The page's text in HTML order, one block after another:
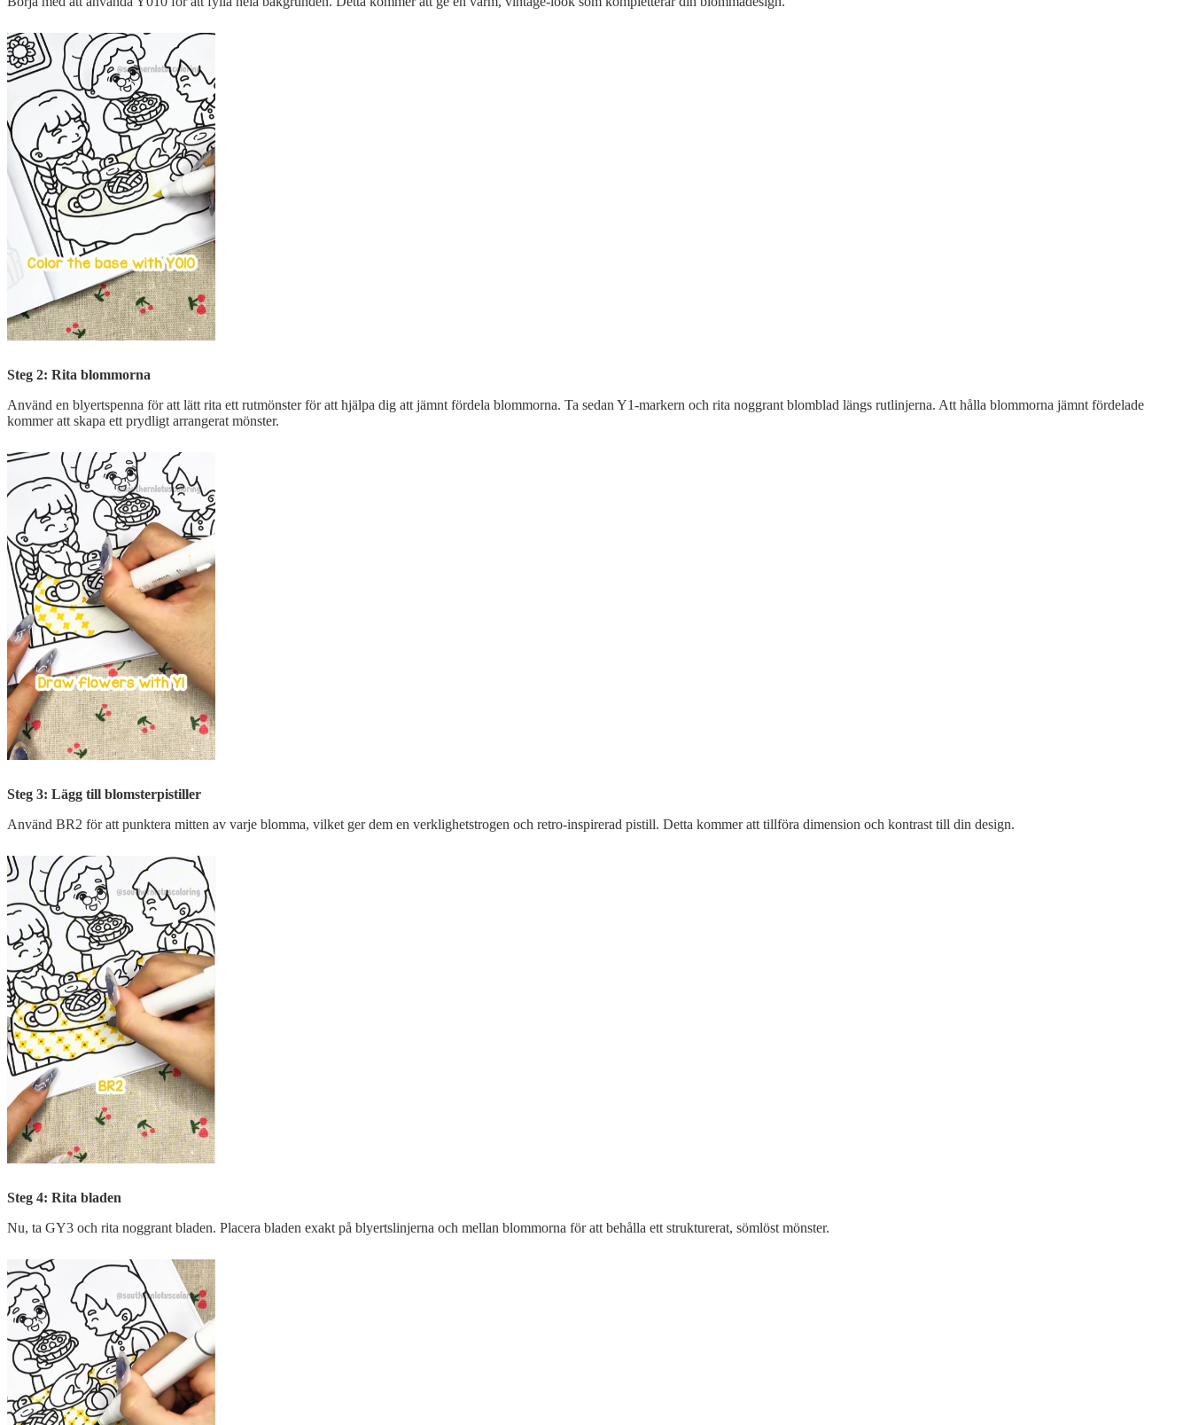
Steg 2: Rita blommorna
Använd en blyertspenna för att lätt rita ett rutmönster för att hjälpa dig att jämnt fördela blommorna. Ta sedan Y1-markern och rita noggrant blomblad längs rutlinjerna. Att hålla blommorna jämnt fördelade
kommer att skapa ett prydligt arrangerat mönster.
Steg 3: Lägg till blomsterpistiller
Använd BR2 för att punktera mitten av varje blomma, vilket ger dem en verklighetstrogen och retro-inspirerad pistill. Detta kommer att tillföra dimension och kontrast till din design.
Steg 4: Rita bladen
Nu, ta GY3 och rita noggrant bladen. Placera bladen exakt på blyertslinjerna och mellan blommorna för att behålla ett strukturerat, sömlöst mönster.